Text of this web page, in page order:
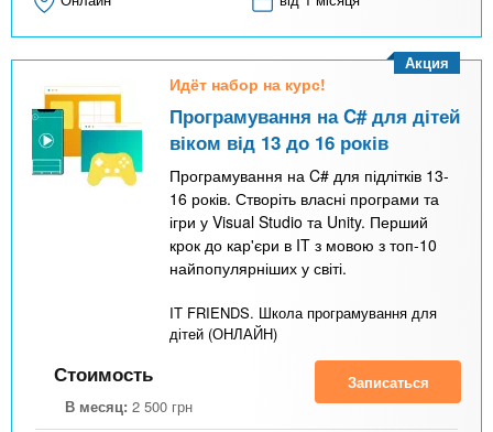
Идёт набор на курс!
Програмування на C# для дітей
віком від 13 до 16 років
Програмування на C# для підлітків 13-
16 років. Створіть власні програми та
ігри у Visual Studio та Unity. Перший
крок до кар'єри в IT з мовою з топ-10
найпопулярніших у світі.
IT FRIENDS. Школа програмування для
дітей (ОНЛАЙН)
Акция
Стоимость
В месяц: 2 500 грн
Записаться